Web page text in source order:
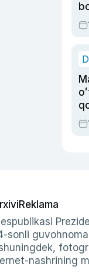
Reklama
sonli
nashrining